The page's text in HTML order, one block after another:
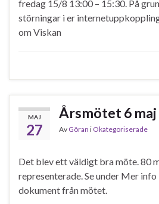
fredag 15/8 13:00 – 15:30. På
störningar i er
om Viskan
MAJ
27
Årsmötet 6 maj
Av Göran i Okategoriserade
Det blev ett väldigt bra möte. 80
representerade. Se under Mer
dokument från mötet.